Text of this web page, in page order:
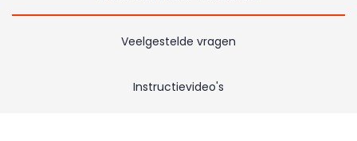
Veelgestelde vragen
Instructievideo's